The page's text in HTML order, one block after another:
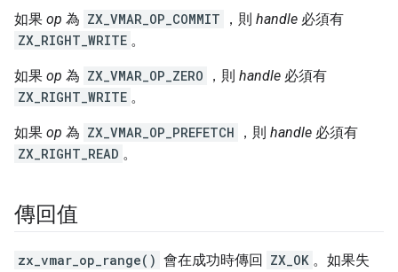
如果 op 為 ZX_VMAR_OP_COMMIT ，則 handle 必須有
ZX_RIGHT_WRITE 。
如果 op 為 ZX_VMAR_OP_ZERO ，則 handle 必須有
ZX_RIGHT_WRITE 。
如果 op 為 ZX_VMAR_OP_PREFETCH ，則 handle 必須有
ZX_RIGHT_READ 。
傳回值
zx_vmar_op_range() 會在成功時傳回 ZX_OK 。如果失